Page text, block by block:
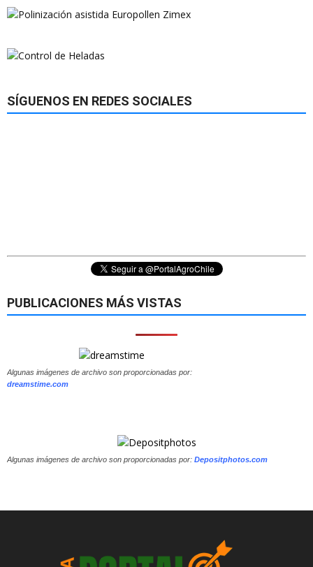
SÍGUENOS EN REDES SOCIALES
PUBLICACIONES MÁS VISTAS
Algunas imágenes de archivo son proporcionadas por:
dreamstime.com
Algunas imágenes de archivo son proporcionadas por: Depositphotos.com